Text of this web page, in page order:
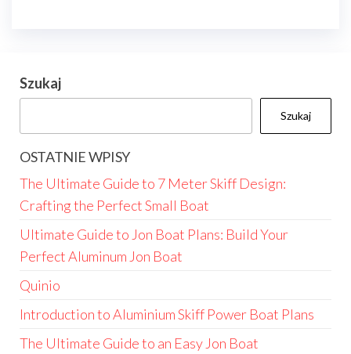
Szukaj
Szukaj
OSTATNIE WPISY
The Ultimate Guide to 7 Meter Skiff Design:
Crafting the Perfect Small Boat
Ultimate Guide to Jon Boat Plans: Build Your
Perfect Aluminum Jon Boat
Quinio
Introduction to Aluminium Skiff Power Boat Plans
The Ultimate Guide to an Easy Jon Boat